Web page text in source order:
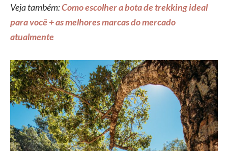
Veja também:Como escolher a bota de trekking ideal
para você + as melhores marcas do mercado
atualmente